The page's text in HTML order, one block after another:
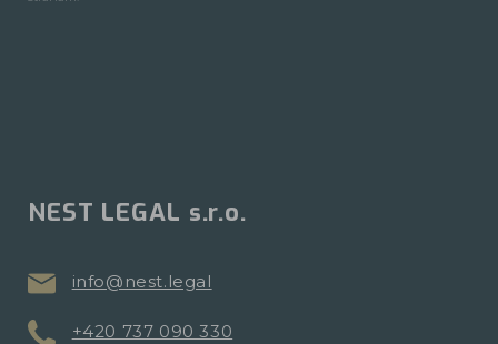
NEST LEGAL s.r.o.
info@nest.legal
+420 737 090 330